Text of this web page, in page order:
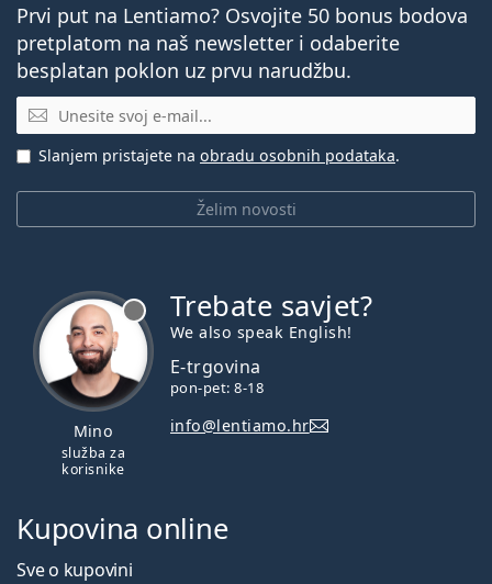
Prvi put na Lentiamo? Osvojite 50 bonus bodova
pretplatom na naš newsletter i odaberite
besplatan poklon uz prvu narudžbu.
E-mail
Želim novosti
Slanjem pristajete na obradu osobnih podataka.
Mino
služba za
korisnike
Trebate savjet?
We also speak English!
E-trgovina
pon-pet: 8-18
info@lentiamo.hr
Kupovina online
Sve o kupovini